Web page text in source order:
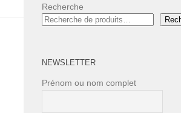
Recherche
NEWSLETTER
Prénom ou nom complet